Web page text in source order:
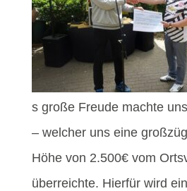
s große Freude machte
– welcher uns eine
Höhe von 2.500€ vom
überreichte. Hierfür wird ein